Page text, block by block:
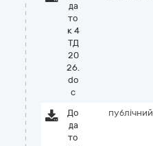
да
то
к 4
ТД
20
26.
do
c
До
да
то
публічний